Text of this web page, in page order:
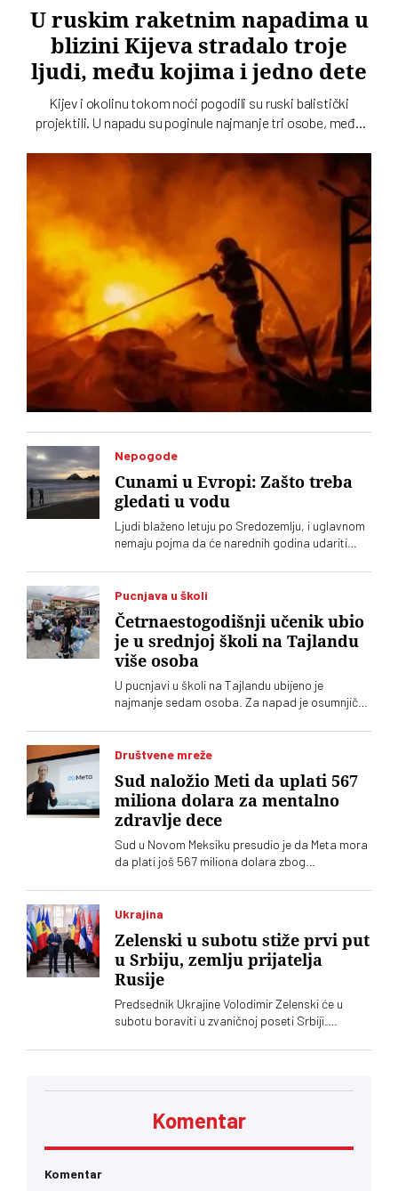
U ruskim raketnim napadima u
blizini Kijeva stradalo troje
ljudi, među kojima i jedno dete
Kijev i okolinu tokom noći pogodili su ruski balistički
projektili. U napadu su poginule najmanje tri osobe, među
Nepogode
Cunami u Evropi: Zašto treba
gledati u vodu
Ljudi blaženo letuju po Sredozemlju, i uglavnom
nemaju pojma da će narednih godina udariti
životom
Pucnjava u školi
Četrnaestogodišnji učenik ubio
je u srednjoj školi na Tajlandu
više osoba
U pucnjavi u školi na Tajlandu ubijeno je
najmanje sedam osoba. Za napad je osumnjičen
Društvene mreže
Sud naložio Meti da uplati 567
miliona dolara za mentalno
zdravlje dece
Sud u Novom Meksiku presudio je da Meta mora
da plati još 567 miliona dolara zbog
platformama. Kompnija odbacuje optužbe i
najavljuje žalbu
Ukrajina
Zelenski u subotu stiže prvi put
u Srbiju, zemlju prijatelja
Rusije
Predsednik Ukrajine Volodimir Zelenski će u
subotu boraviti u zvaničnoj poseti Srbiji.
Vučić, saopštila je služba za saradnju sa
Komentar
Komentar